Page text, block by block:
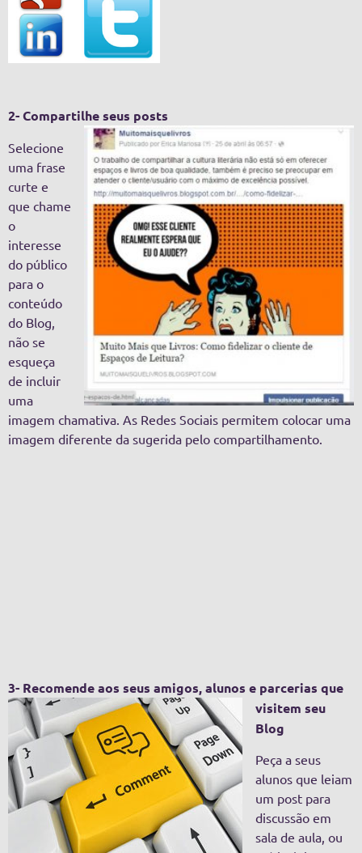
2- Compartilhe seus posts
Selecione
uma frase
curte e
que chame
o
interesse
do público
para o
conteúdo
do Blog,
não se
esqueça
de incluir
uma
imagem chamativa. As Redes Sociais permitem colocar uma
imagem diferente da sugerida pelo compartilhamento.
3- Recomende aos seus amigos,alunos e parcerias que
visitem seu
Blog
Peça a seus
alunos que leiam
um post para
discussão em
sala de aula, ou